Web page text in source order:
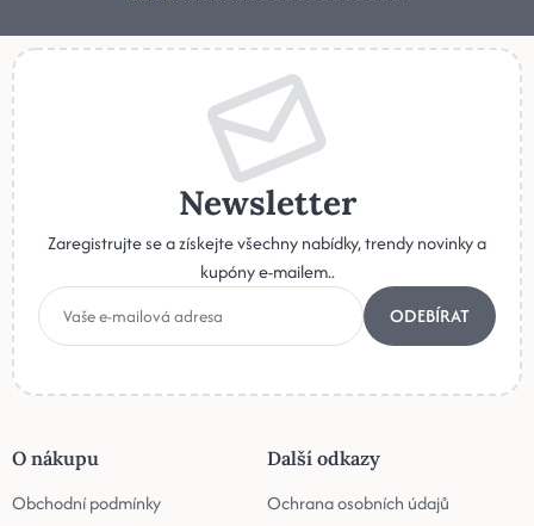
Newsletter
Zaregistrujte se a získejte všechny nabídky, trendy novinky a
kupóny e-mailem..
ODEBÍRAT
O nákupu
Obchodní podmínky
Další odkazy
Ochrana osobních údajů